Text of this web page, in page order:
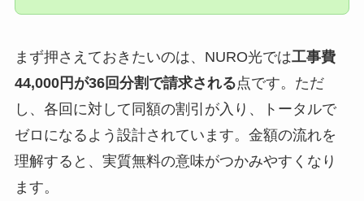
まず押さえておきたいのは、NURO光では工事費
44,000円が36回分割で請求される点です。ただ
し、各回に対して同額の割引が入り、トータルで
ゼロになるよう設計されています。金額の流れを
理解すると、実質無料の意味がつかみやすくなり
ます。